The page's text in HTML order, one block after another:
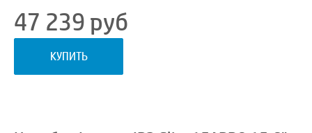
47 239руб
КУПИТЬ